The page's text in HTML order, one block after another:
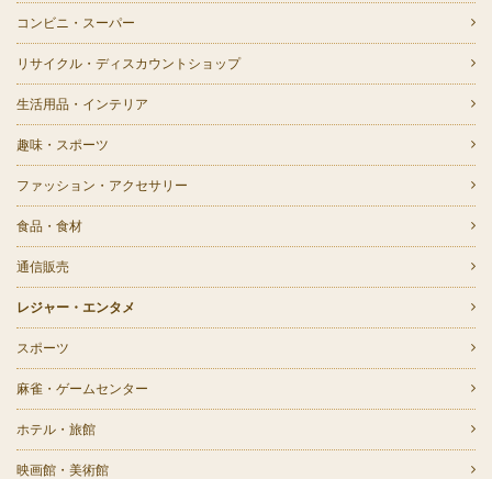
コンビニ・スーパー
リサイクル・ディスカウントショップ
生活用品・インテリア
趣味・スポーツ
ファッション・アクセサリー
食品・食材
通信販売
レジャー・エンタメ
スポーツ
麻雀・ゲームセンター
ホテル・旅館
映画館・美術館